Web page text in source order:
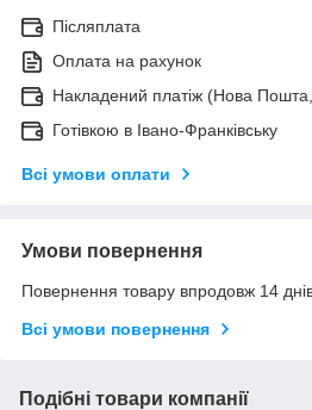
Післяплата
Оплата на рахунок
Накладений платіж (Нова
Готівкою в Івано-Франківську
Всі умови оплати
Умови повернення
Повернення товару впродовж 14
Всі умови повернення
Подібні товари компанії